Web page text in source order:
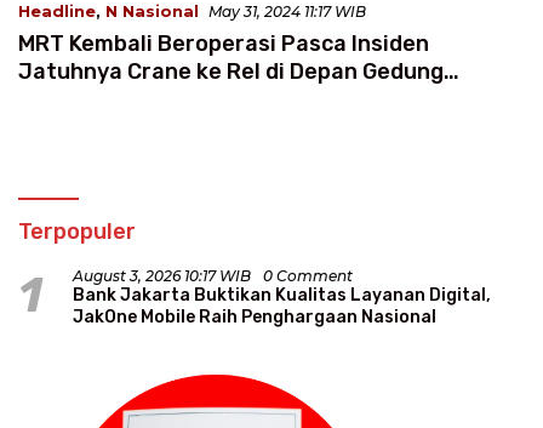
Headline, N Nasional May 31, 2024 11:17 WIB
MRT Kembali Beroperasi Pasca Insiden
Jatuhnya Crane ke Rel di Depan Gedung
Terpopuler
1 August 3, 2026 10:17 WIB 0 Comment
Bank Jakarta Buktikan Kualitas Layanan Digital,
JakOne Mobile Raih Penghargaan Nasional